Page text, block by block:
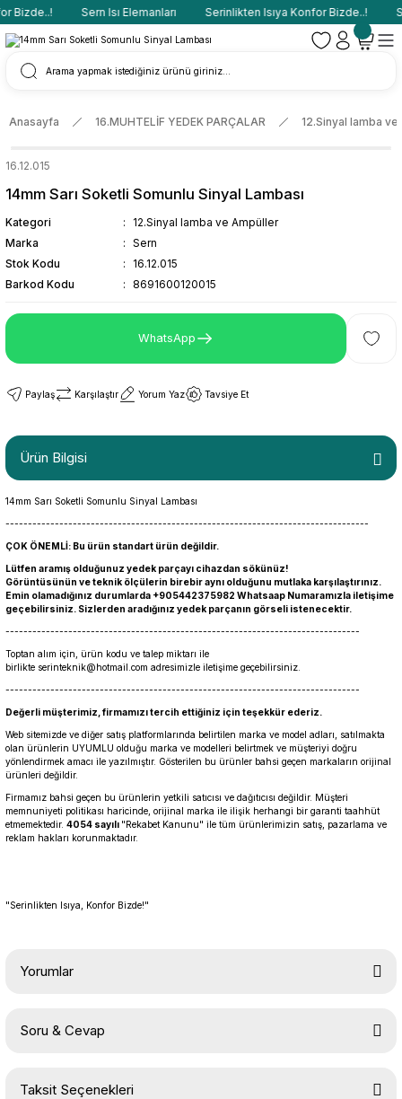
Bizde..! Sern Isı Elemanları Serinlikten Isıya Konfor Bizde..!
Anasayfa 16.MUHTELİF YEDEK PARÇALAR 12.Sinyal lamba
16.12.015
14mm Sarı Soketli Somunlu Sinyal Lambası
Kategori
12.Sinyal lamba ve Ampüller
Marka
Sern
Stok Kodu
16.12.015
Barkod Kodu
8691600120015
WhatsApp
Paylaş Karşılaştır Yorum Yaz Tavsiye Et
Ürün Bilgisi
14mm Sarı Soketli Somunlu Sinyal Lambası
---------------------------------------------------------------------------------
ÇOK ÖNEMLİ: Bu ürün standart ürün değildir.
Lütfen aramış olduğunuz yedek parçayı cihazdan sökünüz!
Görüntüsünün ve teknik ölçülerin birebir aynı olduğunu mutlaka karşılaştırınız.
Emin olamadığınız durumlarda +905442375982 Whatsaap Numaramızla iletişime
geçebilirsiniz. Sizlerden aradığınız yedek parçanın görseli istenecektir.
-------------------------------------------------------------------------------
Toptan alım için, ürün kodu ve talep miktarı ile
birlikte serinteknik@hotmail.com adresimizle iletişime geçebilirsiniz.
-------------------------------------------------------------------------------
Değerli müşterimiz, firmamızı tercih ettiğiniz için teşekkür ederiz.
Web sitemizde ve diğer satış platformlarında belirtilen marka ve model adları, satılmakta
olan ürünlerin UYUMLU olduğu marka ve modelleri belirtmek ve müşteriyi doğru
yönlendirmek amacı ile yazılmıştır. Gösterilen bu ürünler bahsi geçen markaların orijinal
ürünleri değildir.
Firmamız bahsi geçen bu ürünlerin yetkili satıcısı ve dağıtıcısı değildir. Müşteri
memnuniyeti politikası haricinde, orijinal marka ile ilişik herhangi bir garanti taahhüt
etmemektedir. 4054 sayılı "Rekabet Kanunu" ile tüm ürünlerimizin satış, pazarlama ve
reklam hakları korunmaktadır.
"Serinlikten Isıya, Konfor Bizde!"
Yorumlar
Soru & Cevap
Taksit Seçenekleri